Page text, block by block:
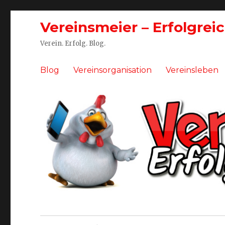
Vereinsmeier –
Verein. Erfolg. Blog.
Blog Vereinsorganisation Vereinsleben